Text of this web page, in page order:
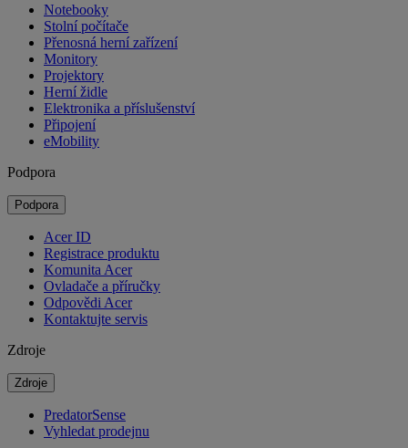
Notebooky
Stolní počítače
Přenosná herní zařízení
Monitory
Projektory
Herní židle
Elektronika a příslušenství
Připojení
eMobility
Podpora
Podpora
Acer ID
Registrace produktu
Komunita Acer
Ovladače a příručky
Odpovědi Acer
Kontaktujte servis
Zdroje
Zdroje
PredatorSense
Vyhledat prodejnu